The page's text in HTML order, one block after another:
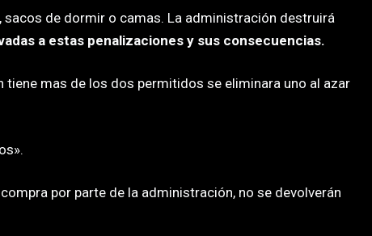
de dormir o camas. La administración destruirá
a estas penalizaciones y sus consecuencias.
mas de los dos permitidos se eliminara uno al azar
por parte de la administración, no se devolverán